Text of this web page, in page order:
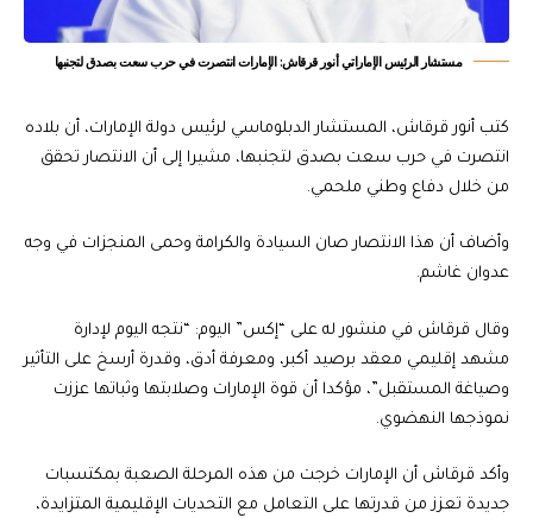
مستشار الرئيس الإماراتي أنور قرقاش: الإمارات انتصرت في حرب سعت بصدق لتجنبها
كتب أنور قرقاش، المستشار الدبلوماسي لرئيس دولة الإمارات، أن بلاده
انتصرت في حرب سعت بصدق لتجنبها، مشيرا إلى أن الانتصار تحقق
من خلال دفاع وطني ملحمي.
وأضاف أن هذا الانتصار صان السيادة والكرامة وحمى المنجزات في وجه
عدوان غاشم.
وقال قرقاش في منشور له على “إكس” اليوم: “نتجه اليوم لإدارة
مشهد إقليمي معقد برصيد أكبر، ومعرفة أدق، وقدرة أرسخ على التأثير
وصياغة المستقبل”، مؤكدا أن قوة الإمارات وصلابتها وثباتها عززت
نموذجها النهضوي.
وأكد قرقاش أن الإمارات خرجت من هذه المرحلة الصعبة بمكتسبات
جديدة تعزز من قدرتها على التعامل مع التحديات الإقليمية المتزايدة،